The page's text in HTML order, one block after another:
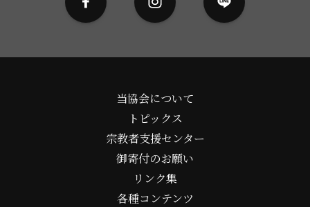
当協会について
トピックス
宗教者支援センター
御寄付のお願い
リンク集
各種コンテンツ